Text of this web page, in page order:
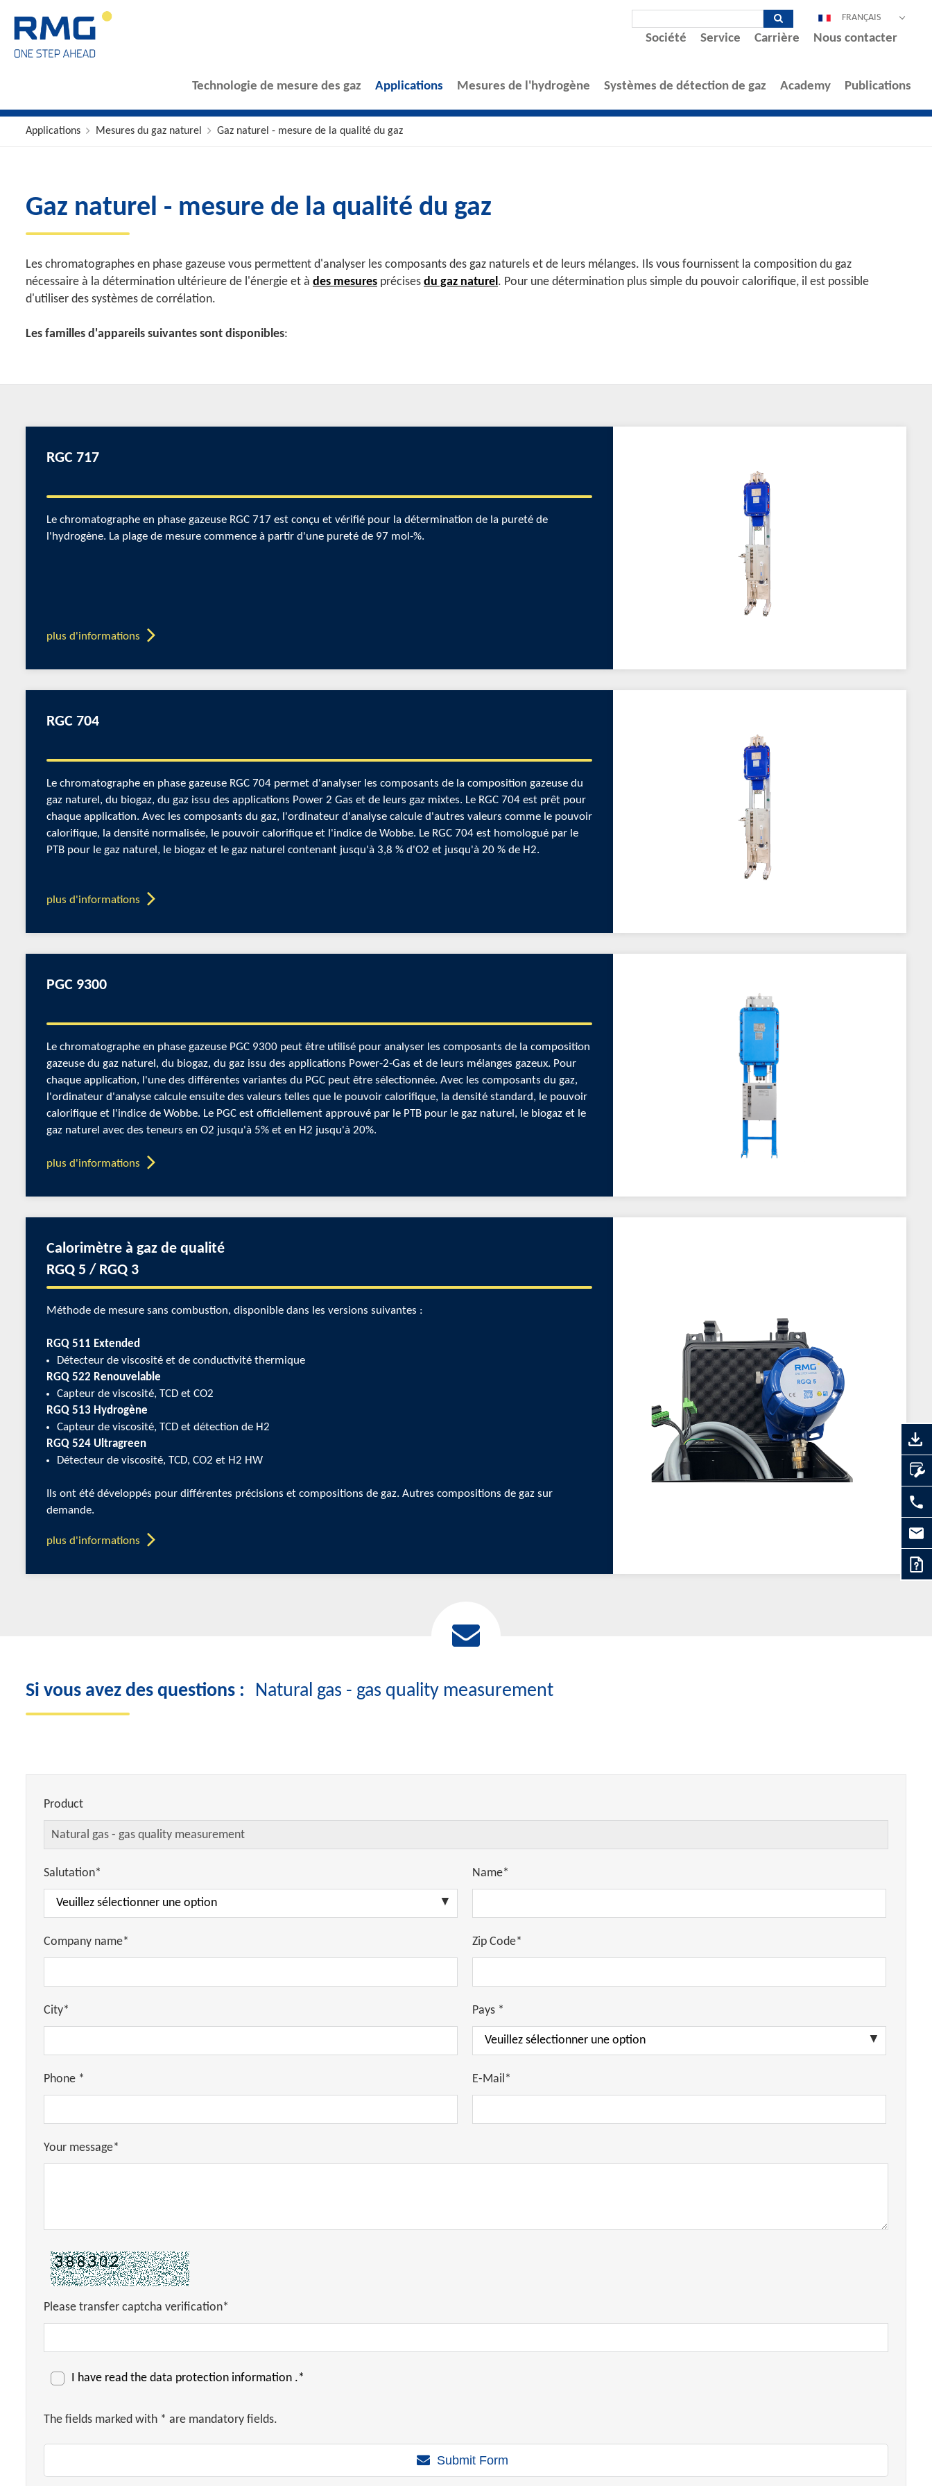
DEUTSCH
ESPAÑOL
FRANÇAIS
Société Service Carrière Nous contacter
Technologie de mesure des gaz Applications Mesures de l'hydrogène Systèmes de détection de gaz Academy Publications
Applications Mesures du gaz naturel Gaz naturel - mesure de la qualité du gaz
Gaz naturel - mesure de la qualité du gaz
Les chromatographes en phase gazeuse vous permettent d'analyser les composants des gaz naturels et de leurs mélanges. Ils vous fournissent la composition du gaz
nécessaire à la détermination ultérieure de l'énergie et à des mesures précises du gaz naturel. Pour une détermination plus simple du pouvoir calorifique, il est possible
d'utiliser des systèmes de corrélation.
Les familles d'appareils suivantes sont disponibles:
RGC 717
Le chromatographe en phase gazeuse RGC 717 est conçu et vérifié pour la détermination de la pureté de
l'hydrogène. La plage de mesure commence à partir d'une pureté de 97 mol-%.
plus d'informations
RGC 704
Le chromatographe en phase gazeuse RGC 704 permet d'analyser les composants de la composition gazeuse du
gaz naturel, du biogaz, du gaz issu des applications Power 2 Gas et de leurs gaz mixtes. Le RGC 704 est prêt pour
chaque application. Avec les composants du gaz, l'ordinateur d'analyse calcule d'autres valeurs comme le pouvoir
calorifique, la densité normalisée, le pouvoir calorifique et l'indice de Wobbe. Le RGC 704 est homologué par le
PTB pour le gaz naturel, le biogaz et le gaz naturel contenant jusqu'à 3,8 % d'O2 et jusqu'à 20 % de H2.
plus d'informations
PGC 9300
Le chromatographe en phase gazeuse PGC 9300 peut être utilisé pour analyser les composants de la composition
gazeuse du gaz naturel, du biogaz, du gaz issu des applications Power-2-Gas et de leurs mélanges gazeux. Pour
chaque application, l'une des différentes variantes du PGC peut être sélectionnée. Avec les composants du gaz,
l'ordinateur d'analyse calcule ensuite des valeurs telles que le pouvoir calorifique, la densité standard, le pouvoir
calorifique et l'indice de Wobbe. Le PGC est officiellement approuvé par le PTB pour le gaz naturel, le biogaz et le
gaz naturel avec des teneurs en O2 jusqu'à 5% et en H2 jusqu'à 20%.
plus d'informations
Calorimètre à gaz de qualité
RGQ 5 / RGQ 3
Méthode de mesure sans combustion, disponible dans les versions suivantes :
RGQ 511 Extended
Détecteur de viscosité et de conductivité thermique
RGQ 522 Renouvelable
Capteur de viscosité, TCD et CO2
RGQ 513 Hydrogène
Capteur de viscosité, TCD et détection de H2
RGQ 524 Ultragreen
Détecteur de viscosité, TCD, CO2 et H2 HW
Ils ont été développés pour différentes précisions et compositions de gaz. Autres compositions de gaz sur
demande.
plus d'informations
Si vous avez des questions : Natural gas - gas quality measurement
Product
Salutation* Name*
Company name* Zip Code*
City* Pays *
Phone * E-Mail*
Your message*
Please transfer captcha verification*
I have read the data protection information .*
The fields marked with * are mandatory fields.
Submit Form